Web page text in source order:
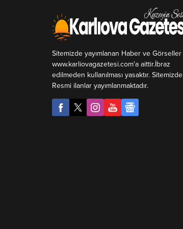
Sitemizde yayımlanan Haber ve Görseller
www.karliovagazetesi.com'a aittir.İbraz
edilmeden kullanılması yasaktır. Sitemizde
Resmi ilanlar yayımlanmaktadır.